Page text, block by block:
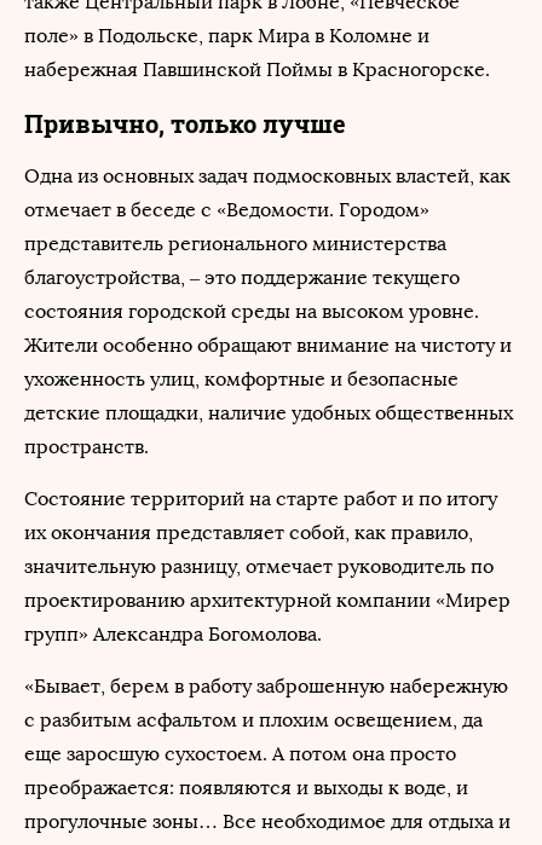
поле» в Подольске, парк Мира в Коломне и
набережная Павшинской Поймы в Красногорске.
Привычно, только лучше
Одна из основных задач подмосковных властей, как
отмечает в беседе с «Ведомости. Городом»
представитель регионального министерства
благоустройства, – это поддержание текущего
состояния городской среды на высоком уровне.
Жители особенно обращают внимание на чистоту и
ухоженность улиц, комфортные и безопасные
детские площадки, наличие удобных общественных
пространств.
Состояние территорий на старте работ и по итогу
их окончания представляет собой, как правило,
значительную разницу, отмечает руководитель по
проектированию архитектурной компании «Мирер
групп» Александра Богомолова.
«Бывает, берем в работу заброшенную набережную
с разбитым асфальтом и плохим освещением, да
еще заросшую сухостоем. А потом она просто
преображается: появляются и выходы к воде, и
прогулочные зоны… Все необходимое для отдыха и